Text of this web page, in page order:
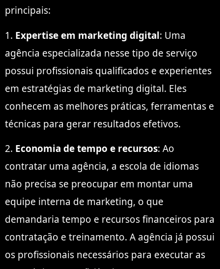
principais:
1. Expertise em marketing digital: Uma
agência especializada nesse tipo de serviço
possui profissionais qualificados e experientes
em estratégias de marketing digital. Eles
conhecem as melhores práticas, ferramentas e
técnicas para gerar resultados efetivos.
2. Economia de tempo e recursos: Ao
contratar uma agência, a escola de idiomas
não precisa se preocupar em montar uma
equipe interna de marketing, o que
demandaria tempo e recursos financeiros para
contratação e treinamento. A agência já possui
os profissionais necessários para executar as